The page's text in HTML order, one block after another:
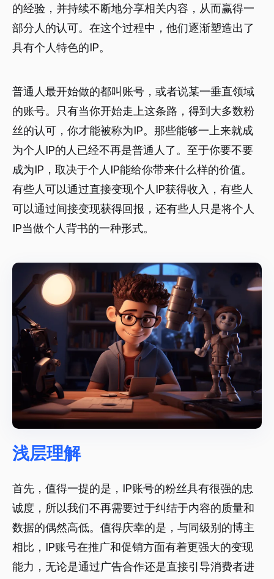
的经验，并持续不断地分享相关内容，从而赢得一
部分人的认可。在这个过程中，他们逐渐塑造出了
具有个人特色的IP。
普通人最开始做的都叫账号，或者说某一垂直领域
的账号。只有当你开始走上这条路，得到大多数粉
丝的认可，你才能被称为IP。那些能够一上来就成
为个人IP的人已经不再是普通人了。至于你要不要
成为IP，取决于个人IP能给你带来什么样的价值。
有些人可以通过直接变现个人IP获得收入，有些人
可以通过间接变现获得回报，还有些人只是将个人
IP当做个人背书的一种形式。
浅层理解
首先，值得一提的是，IP账号的粉丝具有很强的忠
诚度，所以我们不再需要过于纠结于内容的质量和
数据的偶然高低。值得庆幸的是，与同级别的博主
相比，IP账号在推广和促销方面有着更强大的变现
能力，无论是通过广告合作还是直接引导消费者进